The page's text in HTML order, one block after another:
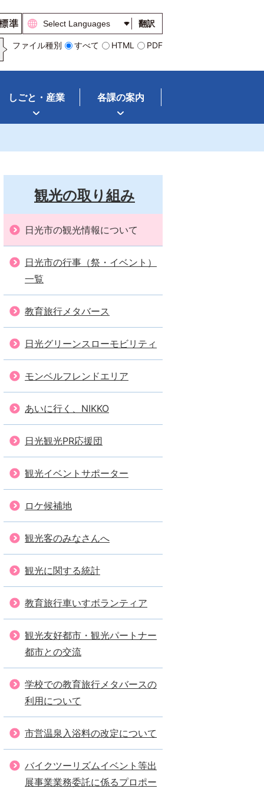
翻訳
ファイル種別 すべて HTML PDF
しごと・産業 各課の案内
観光の取り組み
日光市の観光情報について
日光市の行事（祭・イベント）
一覧
教育旅行メタバース
日光グリーンスローモビリティ
モンベルフレンドエリア
あいに行く、NIKKO
日光観光PR応援団
観光イベントサポーター
ロケ候補地
観光客のみなさんへ
観光に関する統計
教育旅行車いすボランティア
観光友好都市・観光パートナー
都市との交流
学校での教育旅行メタバースの
利用について
市営温泉入浴料の改定について
バイクツーリズムイベント等出
展事業業務委託に係るプロポー